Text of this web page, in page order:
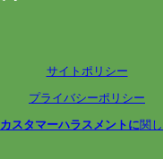
サイトポリシー
プライバシーポリシー
カスタマーハラスメントに関